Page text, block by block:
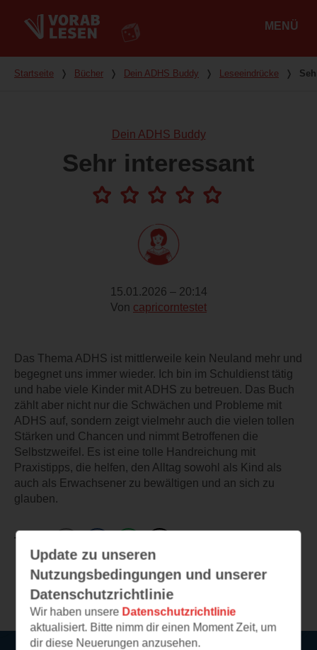
MENÜ
Du bist hier
Startseite ❭ Bücher ❭ Dein ADHS Buddy ❭ Leseeindrücke ❭
Dein ADHS Buddy
Sehr interessant
15.01.2026 – 20:14
Von capricorntestet
Das Thema ADHS ist mittlerweile kein Neuland mehr und
begegnet uns immer wieder. Ich bin im Schuldienst tätig
und habe viele Kinder mit ADHS zu betreuen. Das Buch
zählt aber nicht nur die Schwächen und Probleme mit
ADHS auf, sondern zeigt vielmehr auch die vielen tollen
Stärken und Chancen und nimmt Betroffenen die
Selbstzweifel. Es ist eine tolle Handreichung mit
Praxistipps, die helfen, den Alltag sowohl als Kind als
auch als Erwachsener zu bewältigen und an sich zu
glauben.
TEILEN
Weitere Leseeindrücke
Update zu unseren
Nutzungsbedingungen und unserer
Datenschutzrichtlinie
Wir haben unsere Datenschutzrichtlinie
aktualisiert. Bitte nimm dir einen Moment Zeit, um
dir diese Neuerungen anzusehen.